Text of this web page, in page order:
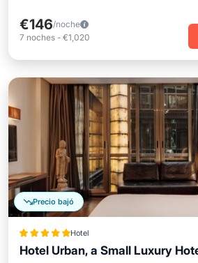
€146/noche
7 noches - €1,020
Precio bajó
Hotel
Hotel Urban, a Small Luxury